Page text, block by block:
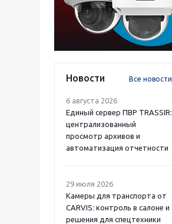
Новости Все новости
6 августа 2026
Единый сервер ПВР TRASSIR:
централизованный
просмотр архивов и
автоматизация отчетности
29 июля 2026
Камеры для транспорта от
CARVIS: контроль в салоне и
решения для спецтехники